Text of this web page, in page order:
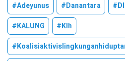
#adeyunus #danantara
#KALUNG
#klh